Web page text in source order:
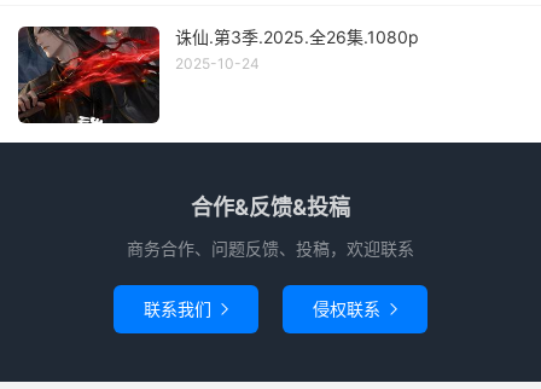
诛仙.第3季.2025.全26集.1080p
2025-10-24
合作&反馈&投稿
商务合作、问题反馈、投稿，欢迎联系
联系我们  侵权联系 